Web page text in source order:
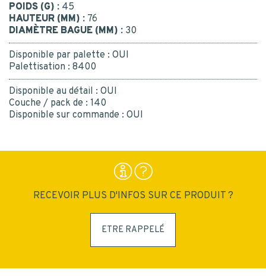
Recevez notre newsletter
trimestrielle et restez en veille
des innovations des acteurs du
Nous nous engageons à ne jamais
transmettre vos informations à
d'autres sociétés.
POIDS (G) : 45
HAUTEUR (MM) : 76
DIAMÈTRE BAGUE (MM) : 30
Disponible par palette : OUI
Palettisation : 8400
Disponible au détail : OUI
Couche / pack de : 140
Disponible sur commande : OUI
RECEVOIR PLUS D'INFOS SUR CE PRODUIT ?
ETRE RAPPELÉ
*
ENVOYER